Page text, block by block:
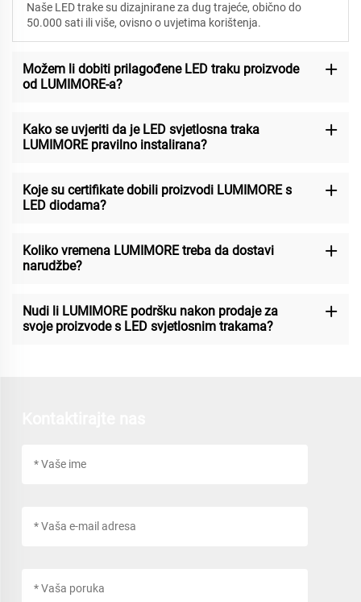
Naše LED trake su dizajnirane za dug trajeće, obično do
50.000 sati ili više, ovisno o uvjetima korištenja.
Možem li dobiti prilagođene LED traku proizvode
od LUMIMORE-a?
Kako se uvjeriti da je LED svjetlosna traka
LUMIMORE pravilno instalirana?
Koje su certifikate dobili proizvodi LUMIMORE s
LED diodama?
Koliko vremena LUMIMORE treba da dostavi
narudžbe?
Nudi li LUMIMORE podršku nakon prodaje za
svoje proizvode s LED svjetlosnim trakama?